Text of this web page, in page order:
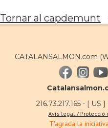
Tornar al capdemunt
CATALANSALMON.com
216.73.217.165 - [ US ]
Avís legal / Protecció
T'agrada la